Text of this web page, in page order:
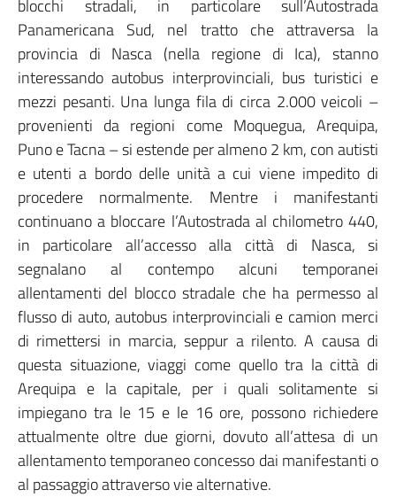
blocchi stradali, in particolare sull’Autostrada
Panamericana Sud, nel tratto che attraversa la
provincia di Nasca (nella regione di Ica), stanno
interessando autobus interprovinciali, bus turistici e
mezzi pesanti. Una lunga fila di circa 2.000 veicoli –
provenienti da regioni come Moquegua, Arequipa,
Puno e Tacna – si estende per almeno 2 km, con autisti
e utenti a bordo delle unità a cui viene impedito di
procedere normalmente. Mentre i manifestanti
continuano a bloccare l’Autostrada al chilometro 440,
in particolare all’accesso alla città di Nasca, si
segnalano al contempo alcuni temporanei
allentamenti del blocco stradale che ha permesso al
flusso di auto, autobus interprovinciali e camion merci
di rimettersi in marcia, seppur a rilento. A causa di
questa situazione, viaggi come quello tra la città di
Arequipa e la capitale, per i quali solitamente si
impiegano tra le 15 e le 16 ore, possono richiedere
attualmente oltre due giorni, dovuto all’attesa di un
allentamento temporaneo concesso dai manifestanti o
al passaggio attraverso vie alternative.